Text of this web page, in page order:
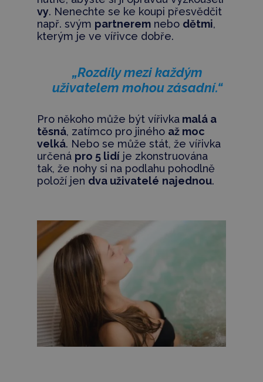
vy. Nenechte se ke koupi přesvědčit
např. svým partneremnebo dětmi,
kterým je ve vířivce dobře.
„Rozdíly mezi každým
uživatelem mohou zásadní.“
Pro někoho může být vířivkamalá a
těsná, zatímco pro jiného až moc
velká. Nebo se může stát, že vířivka
určená pro 5 lidíje zkonstruována
tak, že nohy si na podlahu pohodlně
položí jen dva uživatelé najednou.